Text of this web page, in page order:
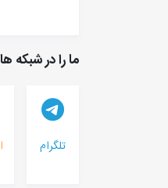
ما را در شبکه
تلگرام